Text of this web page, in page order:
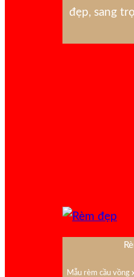
đẹp, sang
Mẫu rèm cầu vồng